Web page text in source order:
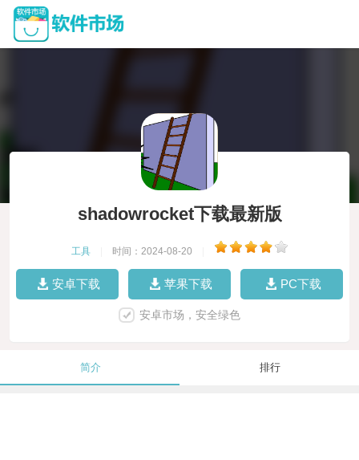
shadowrocket下载最新版
工具 时间：2024-08-20
安卓下载 苹果下载 PC下载
安卓市场，安全绿色
简介 排行